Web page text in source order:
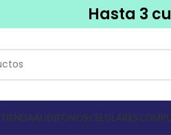
Hasta 3
TIENDAAUDIFONOSCELULARES